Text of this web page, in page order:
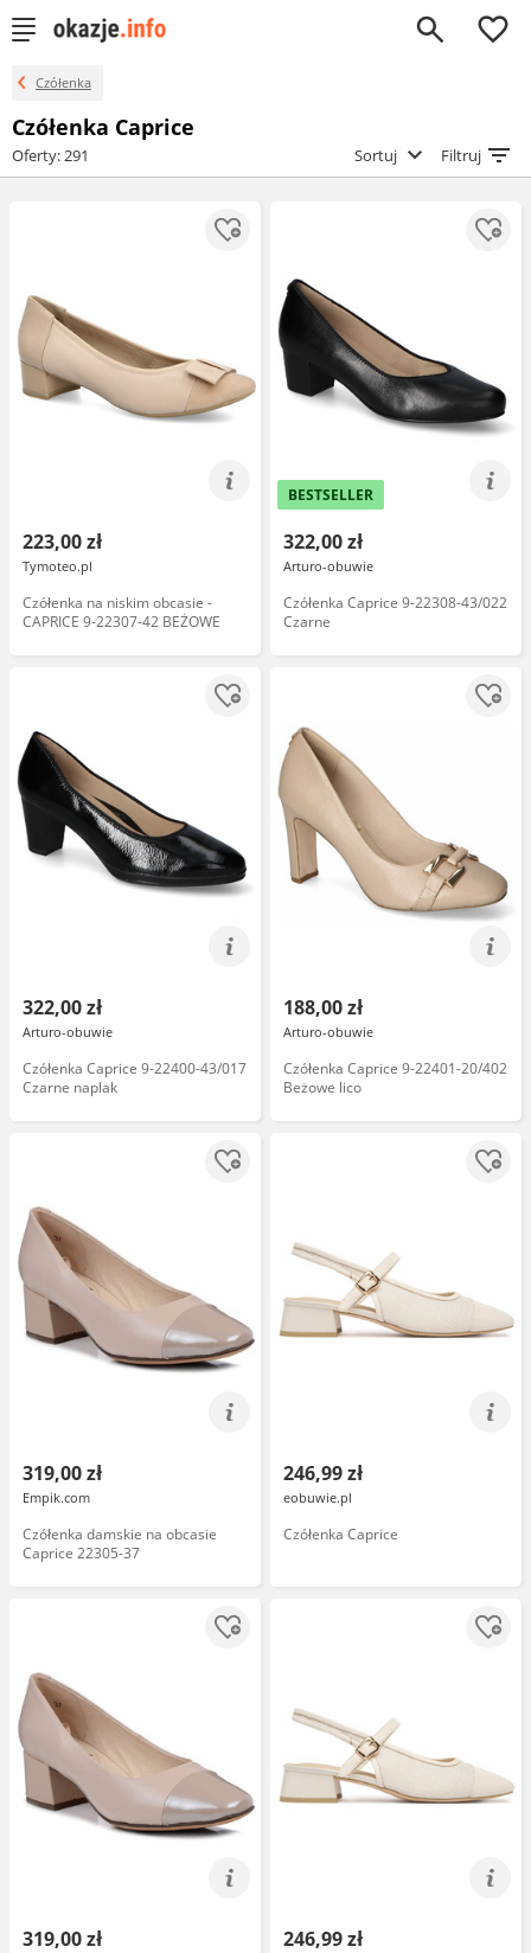
0
Czółenka
Czółenka Caprice
Oferty: 291 Sortuj Filtruj
223,00 zł
Tymoteo.pl
Czółenka na niskim obcasie -
CAPRICE 9-22307-42 BEŻOWE
BESTSELLER
322,00 zł
Arturo-obuwie
Czółenka Caprice 9-22308-43/022
Czarne
322,00 zł
Arturo-obuwie
Czółenka Caprice 9-22400-43/017
Czarne naplak
188,00 zł
Arturo-obuwie
Czółenka Caprice 9-22401-20/402
Beżowe lico
319,00 zł
Empik.com
Czółenka damskie na obcasie
Caprice 22305-37
246,99 zł
eobuwie.pl
Czółenka Caprice
319,00 zł 246,99 zł